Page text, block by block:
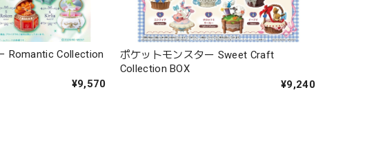
Romantic Collection
¥9,570
ポケットモンスター Sweet Craft
Collection BOX
¥9,240